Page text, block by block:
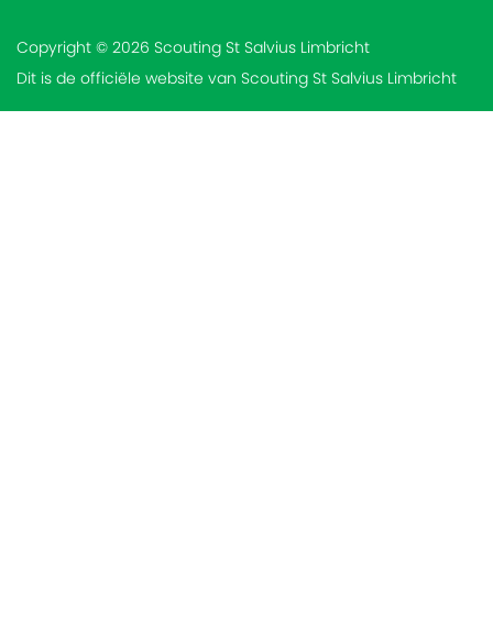
Copyright © 2026 Scouting St Salvius Limbricht
Dit is de officiële website van Scouting St Salvius Limbricht